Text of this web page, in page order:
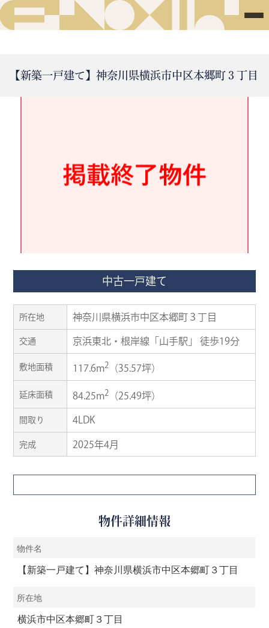
【新築一戸建て】神奈川県横浜市中区本郷町３丁目
中古一戸建て
所在地 神奈川県横浜市中区本郷町３丁目
交通 京浜東北・根岸線「山手駅」 徒歩19分
敷地面積 117.6m2 （35.57坪）
延床面積 84.25m2 （25.49坪）
間取り 4LDK
完成 2025年4月
物件詳細情報
物件名
【新築一戸建て】神奈川県横浜市中区本郷町３丁目
所在地
横浜市中区本郷町３丁目